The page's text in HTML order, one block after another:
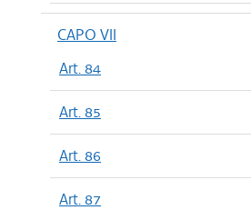
CAPO VII
Art. 84
Art. 85
Art. 86
Art. 87